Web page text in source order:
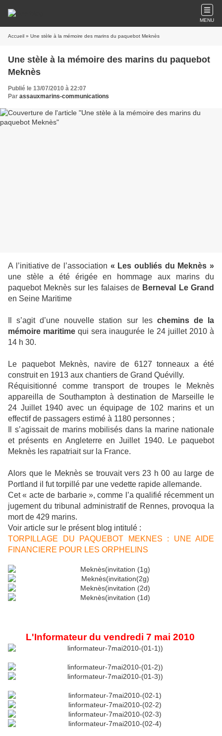
MENU
Accueil » Une stèle à la mémoire des marins du paquebot Meknès
Une stèle à la mémoire des marins du paquebot
Meknès
Publié le 13/07/2010 à 22:07
Par assauxmarins-communications
A l’initiative de l’association « Les oubliés du Meknès »
une stèle a été érigée en hommage aux marins du
paquebot Meknès sur les falaises de Berneval Le Grand
en Seine Maritime
Il s’agit d’une nouvelle station sur les chemins de la
mémoire maritime qui sera inaugurée le 24 juillet 2010 à
14 h 30.
Le paquebot Meknès, navire de 6127 tonneaux a été
construit en 1913 aux chantiers de Grand Quévilly.
Réquisitionné comme transport de troupes le Meknès
appareilla de Southampton à destination de Marseille le
24 Juillet 1940 avec un équipage de 102 marins et un
effectif de passagers estimé à 1180 personnes ;
Il s’agissait de marins mobilisés dans la marine nationale
et présents en Angleterre en Juillet 1940. Le paquebot
Meknès les rapatriait sur la France.
Alors que le Meknès se trouvait vers 23 h 00 au large de
Portland il fut torpillé par une vedette rapide allemande.
Cet « acte de barbarie », comme l’a qualifié récemment un
jugement du tribunal administratif de Rennes, provoqua la
mort de 429 marins.
Voir article sur le présent blog intitulé :
TORPILLAGE DU PAQUEBOT MEKNES : UNE AIDE
FINANCIERE POUR LES ORPHELINS
L'Informateur du vendredi 7 mai 2010